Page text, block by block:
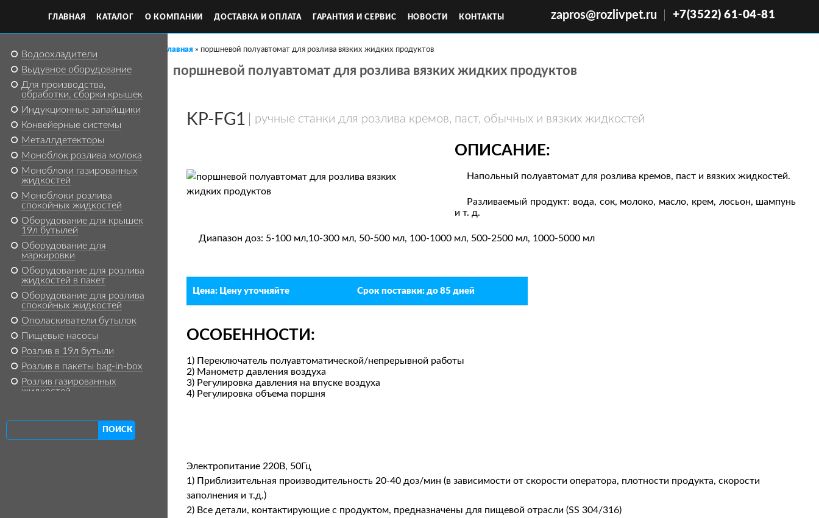
ГЛАВНАЯ КАТАЛОГ О КОМПАНИИ ДОСТАВКА И ОПЛАТА ГАРАНТИЯ И СЕРВИС НОВОСТИ КОНТАКТЫ zapros@rozlivpet.ru +7(3522) 61-04-81
Главная » поршневой полуавтомат для розлива вязких жидких продуктов
поршневой полуавтомат для розлива вязких жидких продуктов
KP-FG1 ручные станки для розлива кремов, паст, обычных и вязких жидкостей
ОПИСАНИЕ:
Напольный полуавтомат для розлива кремов, паст и вязких жидкостей.
Разливаемый продукт: вода, сок, молоко, масло, крем, лосьон, шампунь
и т. д.
Диапазон доз: 5-100 мл,10-300 мл, 50-500 мл, 100-1000 мл, 500-2500 мл, 1000-5000 мл
Цена: Цену уточняйте Срок поставки:до 85 дней
ОСОБЕННОСТИ:
1) Переключатель полуавтоматической/непрерывной работы
2) Манометр давления воздуха
3) Регулировка давления на впуске воздуха
4) Регулировка объема поршня
Электропитание 220В, 50Гц
1) Приблизительная производительность 20-40 доз/мин (в зависимости от скорости оператора, плотности продукта, скорости
заполнения и т.д.)
2) Все детали, контактирующие с продуктом, предназначены для пищевой отрасли (SS 304/316)
Каталог продукции
Водоохладители
Выдувное оборудование
Для производства,
обработки, сборки крышек
Индукционные запайщики
Конвейерные системы
Металлдетекторы
Моноблок розлива молока
Моноблоки газированных
жидкостей
Моноблоки розлива
спокойных жидкостей
Оборудование для крышек
19л бутылей
Оборудование для
маркировки
Оборудование для розлива
жидкостей в пакет
Оборудование для розлива
спокойных жидкостей
Ополаскиватели бутылок
Пищевые насосы
Розлив в 19л бутыли
Розлив в пакеты bag-in-box
Розлив газированных
жидкостей
Термоусадочное
Ф
о